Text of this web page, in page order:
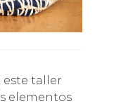
elementos